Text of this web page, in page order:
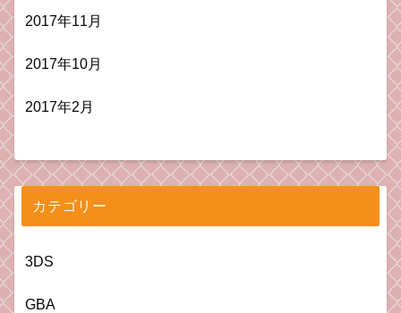
2017年11月
2017年10月
2017年2月
カテゴリー
3DS
GBA